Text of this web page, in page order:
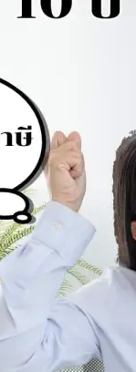
สิน (IAR)